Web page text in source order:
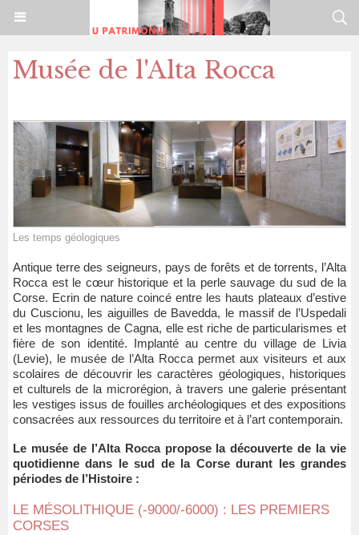
Musée de l'Alta Rocca
Les temps géologiques
Antique terre des seigneurs, pays de forêts et de torrents, l’Alta
Rocca est le cœur historique et la perle sauvage du sud de la
Corse. Ecrin de nature coincé entre les hauts plateaux d’estive
du Cuscionu, les aiguilles de Bavedda, le massif de l’Uspedali
et les montagnes de Cagna, elle est riche de particularismes et
fière de son identité. Implanté au centre du village de Livia
(Levie), le musée de l’Alta Rocca permet aux visiteurs et aux
scolaires de découvrir les caractères géologiques, historiques
et culturels de la microrégion, à travers une galerie présentant
les vestiges issus de fouilles archéologiques et des expositions
consacrées aux ressources du territoire et à l’art contemporain.
Le musée de l’Alta Rocca propose la découverte de la vie
quotidienne dans le sud de la Corse durant les grandes
périodes de l’Histoire :
LE MÉSOLITHIQUE (-9000/-6000) : LES PREMIERS
CORSES